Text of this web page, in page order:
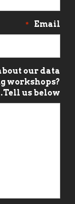
Email
*
our data
workshops?
Tell us below.